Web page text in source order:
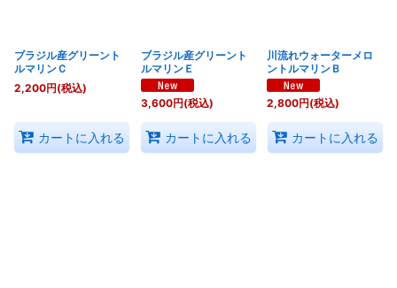
ブラジル産グリーント
ルマリンＣ
2,200円(税込)
カートに入れる
ブラジル産グリーント
ルマリンＥ
3,600円(税込)
カートに入れる
川流れウォーターメロ
ントルマリンＢ
2,800円(税込)
カートに入れる